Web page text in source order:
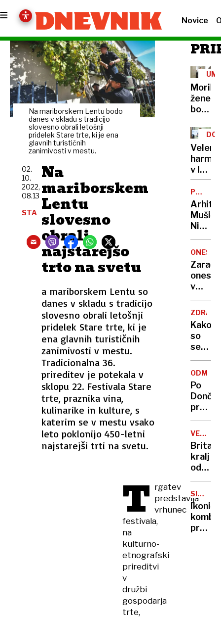
Novice
Na mariborskem Lentu bodo
danes v skladu s tradicijo
slovesno obrali letošnji
pridelek Stare trte, ki je ena
glavnih turističnih
zanimivosti v mestu.
Na
mariborskem
Lentu
slovesno
obrali
najstarejšo
trto na svetu
a mariborskem Lentu so
danes v skladu s tradicijo
slovesno obrali letošnji
pridelek Stare trte, ki je
ena glavnih turističnih
zanimivosti v mestu.
Tradicionalna 36.
prireditev je potekala v
sklopu 22. Festivala Stare
trte, praznika vina,
kulinarike in kulture, s
katerim se v mestu vsako
leto poklonijo 450-letni
najstarejši trti na svetu.
02.
10.
2022,
08.13
STA
T rgatev
predstavlja
vrhunec
festivala,
na
kulturno-
etnografski
prireditvi
v
družbi
gospodarja
trte,
žene
bo
sedel
21
let
v lov
na
nov
rekord
CENTER
Mušič:
Nikoli
nisem
da je
to v
moji
sploh
Zaradi
v
delu
voda
Kako
so
se
cilji
vlade
Po
Karma
je
psica,
Nico
pa
njen
sin
VELIKA
kralj
zaradi
raka
SIMBOL
kombi